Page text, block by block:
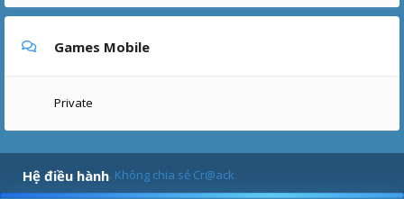
Games Mobile
Private
Hệ điều hành. Không chia sẻ Cr@ack